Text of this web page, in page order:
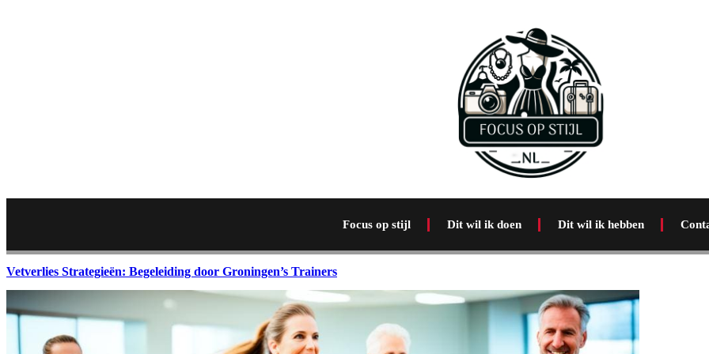
Focus op stijl Dit wil ik doen Dit wil ik hebben
Vetverlies Strategieën: Begeleiding door Groningen’s Trainers